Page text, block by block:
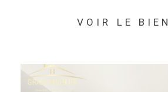
VOIR LE BIEN